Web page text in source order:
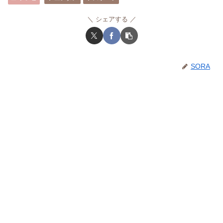
シェアする
SORA